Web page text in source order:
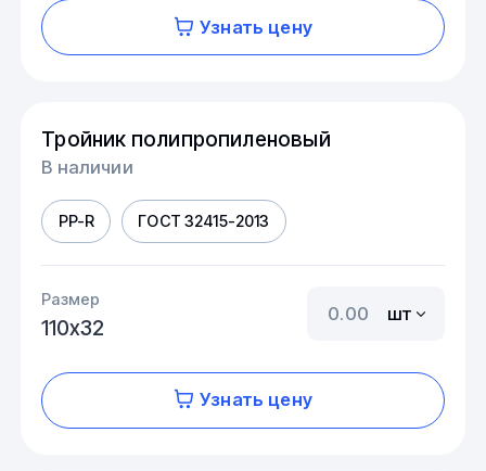
Узнать цену
Тройник полипропиленовый
В наличии
PP-R ГОСТ 32415-2013
Размер
110х32
шт
Узнать цену